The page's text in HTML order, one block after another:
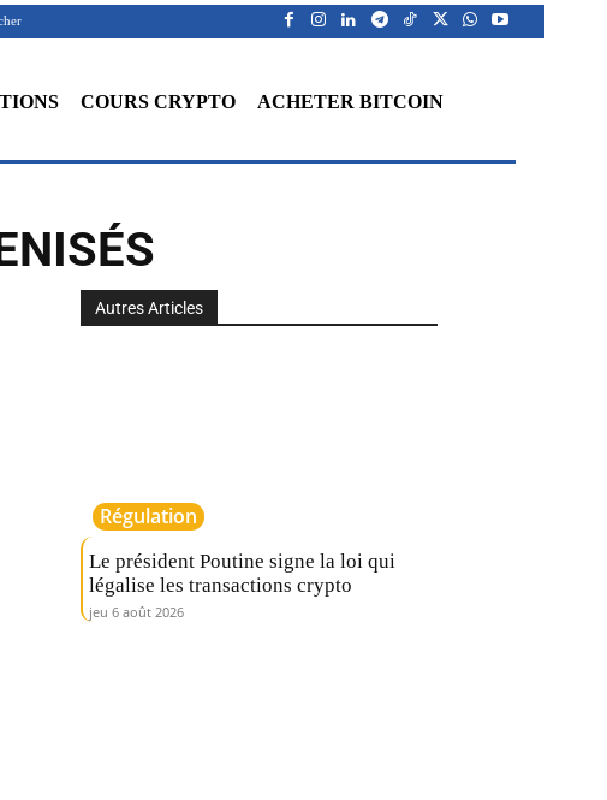
COURS CRYPTO ACHETER BITCOIN
Autres Articles
Régulation
Le président Poutine signe la loi qui
légalise les transactions crypto
jeu 6 août 2026